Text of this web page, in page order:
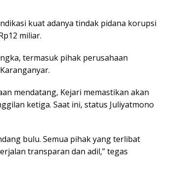
kuat adanya tindak pidana korupsi
miliar.
termasuk pihak perusahaan
mendatang, Kejari memastikan akan
ketiga. Saat ini, status Juliyatmono
bulu. Semua pihak yang terlibat
transparan dan adil,” tegas